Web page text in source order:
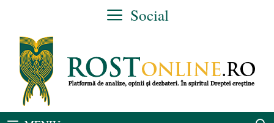
conținut
Social